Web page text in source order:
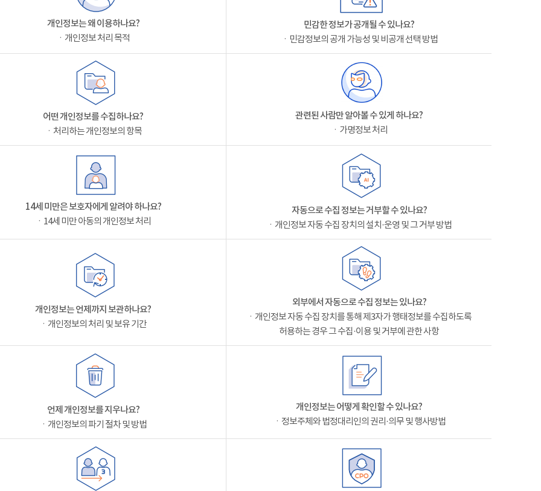
개인정보는 왜 이용하나요?
ㆍ개인정보 처리 목적
민감한 정보가 공개될 수 있나요?
ㆍ민감정보의 공개 가능성 및 비공개 선택 방법
어떤 개인정보를 수집하나요?
ㆍ처리하는 개인정보의 항목
관련된 사람만 알아볼 수 있게 하나요?
ㆍ가명정보 처리
14세 미만은 보호자에게 알려야 하나요?
ㆍ14세 미만 아동의 개인정보 처리
자동으로 수집 정보는 거부할 수 있나요?
ㆍ개인정보 자동 수집 장치의 설치·운영 및 그 거부 방법
개인정보는 언제까지 보관하나요?
ㆍ개인정보의 처리 및 보유 기간
외부에서 자동으로 수집 정보는 있나요?
ㆍ개인정보 자동 수집 장치를 통해 제3자가 행태정보를 수집하도록
허용하는 경우 그 수집·이용 및 거부에 관한 사항
언제 개인정보를 지우나요?
ㆍ개인정보의 파기 절차 및 방법
개인정보는 어떻게 확인할 수 있나요?
ㆍ정보주체와 법정대리인의 권리·의무 및 행사방법